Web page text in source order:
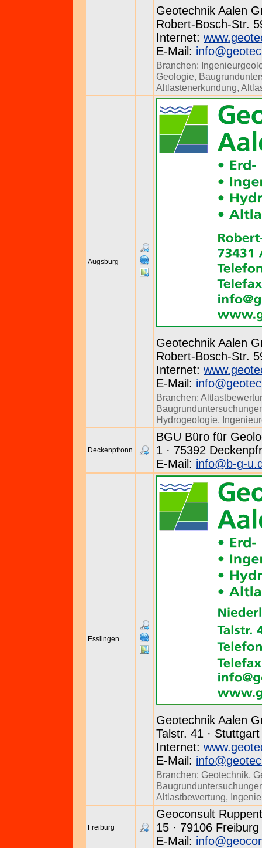
Geotechnik Aalen
Robert-Bosch-Str.
Internet:
E-Mail:
Branchen:
Geologie,
Altlastenerkundung,
Augsburg
Geotechnik Aalen
Robert-Bosch-Str.
Internet:
E-Mail:
Branchen:
Hydrogeologie,
Deckenpfronn
BGU Büro für
1 · 75392
E-Mail: info@b-g-
Esslingen
Geotechnik Aalen
Talstr. 41 ·
Internet:
E-Mail:
Branchen: Geotechnik,
Altlastbewertung,
Freiburg
Geoconsult
15 · 79106
E-Mail: